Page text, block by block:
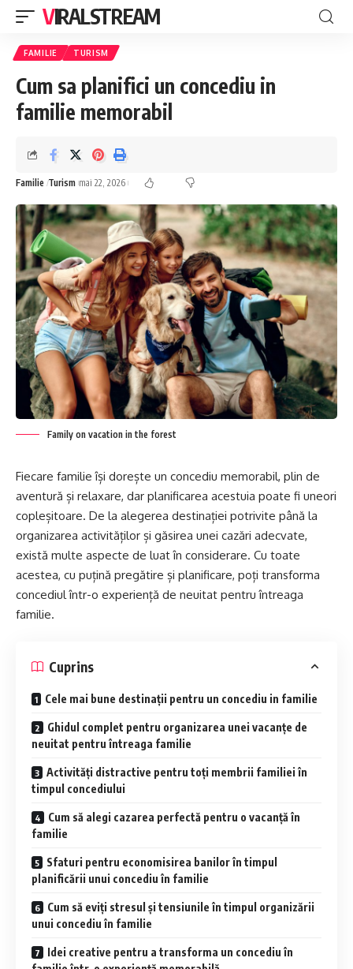
VIRALSTREAM
FAMILIE TURISM
Cum sa planifici un concediu in
familie memorabil
Familie Turism mai 22, 2026
Family on vacation in the forest
Fiecare familie își dorește un concediu memorabil, plin de
aventură și relaxare, dar planificarea acestuia poate fi uneori
copleșitoare. De la alegerea destinației potrivite până la
organizarea activităților și găsirea unei cazări adecvate,
există multe aspecte de luat în considerare. Cu toate
acestea, cu puțină pregătire și planificare, poți transforma
concediul într-o experiență de neuitat pentru întreaga
familie.
Cuprins
Cele mai bune destinații pentru un concediu in familie
Ghidul complet pentru organizarea unei vacanțe de
neuitat pentru întreaga familie
Activități distractive pentru toți membrii familiei în
timpul concediului
Cum să alegi cazarea perfectă pentru o vacanță în
familie
Sfaturi pentru economisirea banilor în timpul
planificării unui concediu în familie
Cum să eviți stresul și tensiunile în timpul organizării
unui concediu în familie
Idei creative pentru a transforma un concediu în